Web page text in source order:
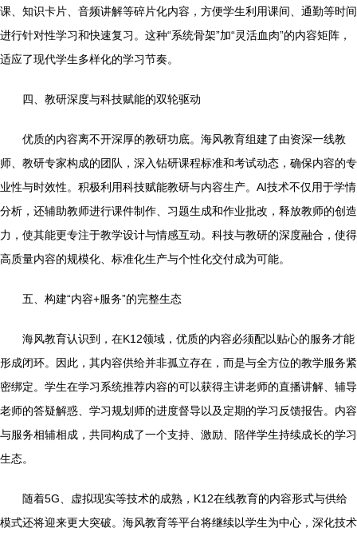
课、知识卡片、音频讲解等碎片化内容，方便学生利用课间、通勤等时间
进行针对性学习和快速复习。这种“系统骨架”加“灵活血肉”的内容矩阵，
适应了现代学生多样化的学习节奏。
四、教研深度与科技赋能的双轮驱动
优质的内容离不开深厚的教研功底。海风教育组建了由资深一线教
师、教研专家构成的团队，深入钻研课程标准和考试动态，确保内容的专
业性与时效性。积极利用科技赋能教研与内容生产。AI技术不仅用于学情
分析，还辅助教师进行课件制作、习题生成和作业批改，释放教师的创造
力，使其能更专注于教学设计与情感互动。科技与教研的深度融合，使得
高质量内容的规模化、标准化生产与个性化交付成为可能。
五、构建“内容+服务”的完整生态
海风教育认识到，在K12领域，优质的内容必须配以贴心的服务才能
形成闭环。因此，其内容供给并非孤立存在，而是与全方位的教学服务紧
密绑定。学生在学习系统推荐内容的可以获得主讲老师的直播讲解、辅导
老师的答疑解惑、学习规划师的进度督导以及定期的学习反馈报告。内容
与服务相辅相成，共同构成了一个支持、激励、陪伴学生持续成长的学习
生态。
随着5G、虚拟现实等技术的成熟，K12在线教育的内容形式与供给
模式还将迎来更大突破。海风教育等平台将继续以学生为中心，深化技术